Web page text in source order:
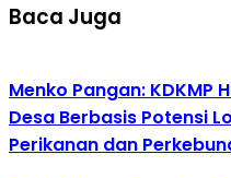
Baca Juga
Menko Pangan: KDKMP
Desa Berbasis Potensi
Perikanan dan